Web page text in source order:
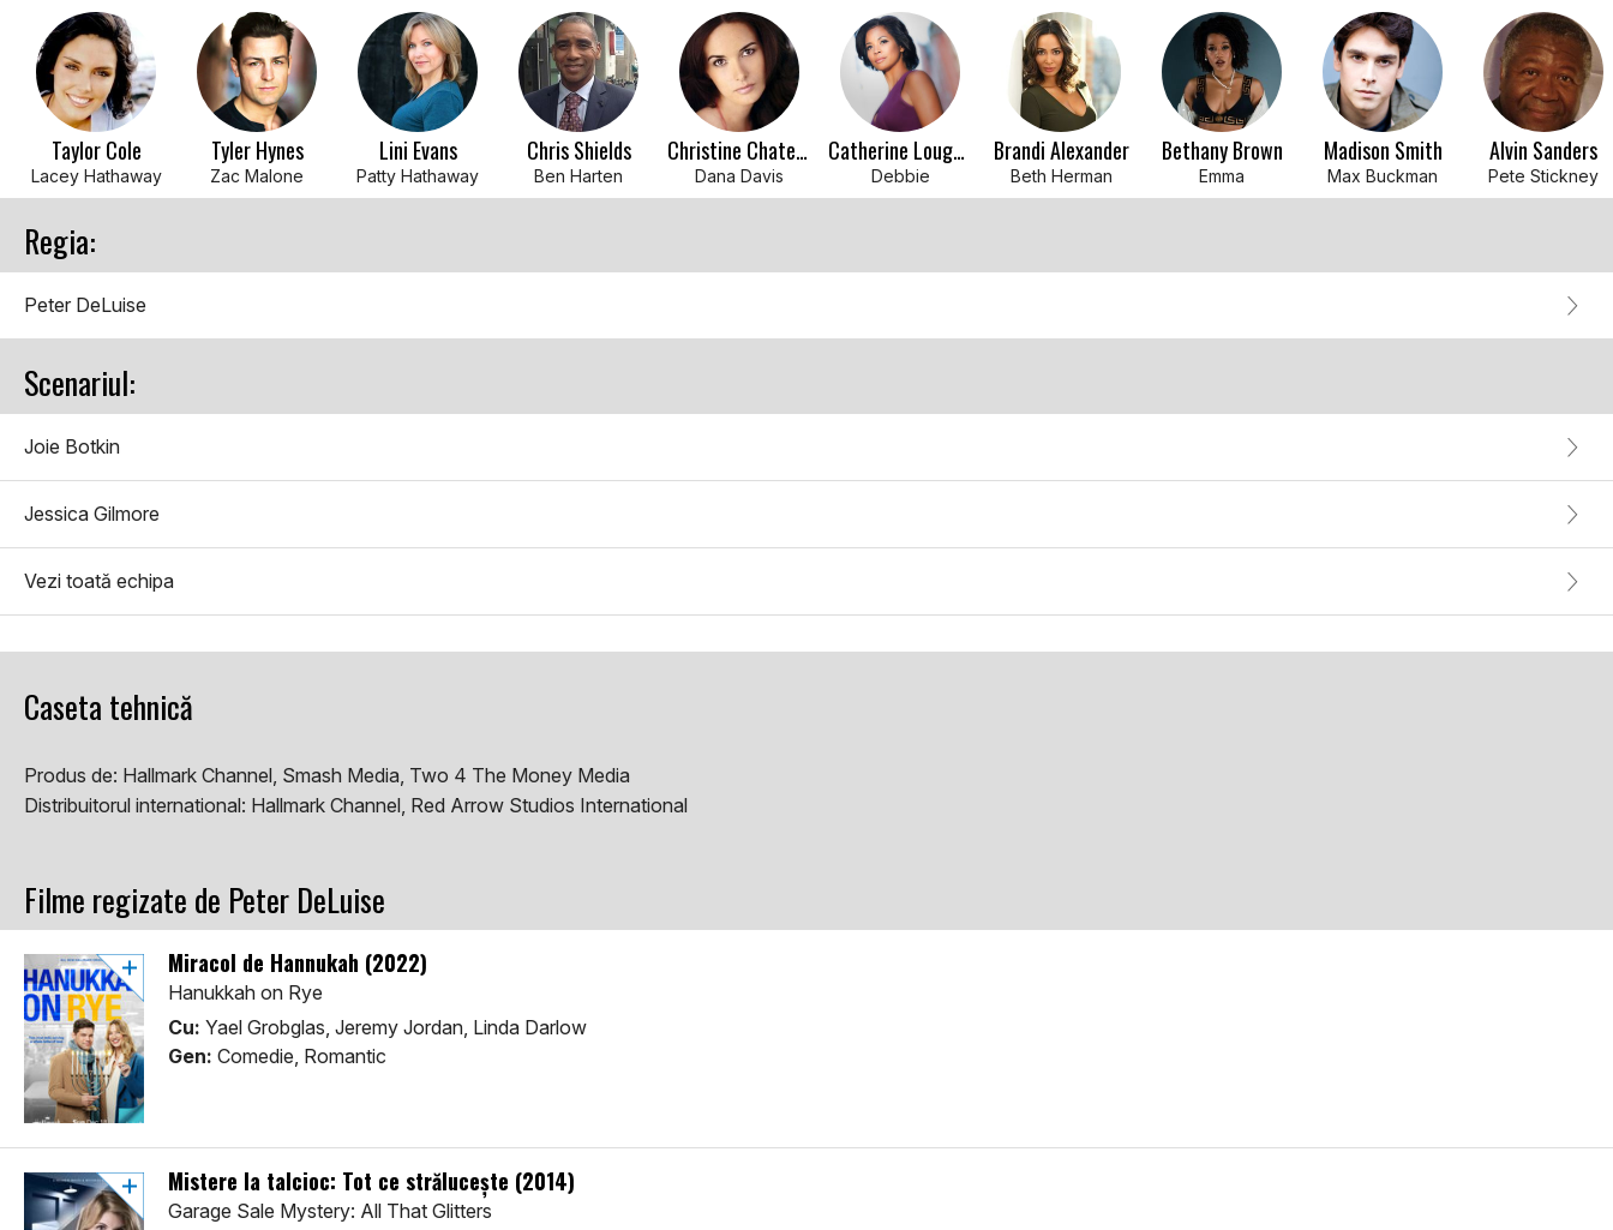
Taylor Cole
Lacey Hathaway
Tyler Hynes
Zac Malone
Lini Evans
Patty Hathaway
Chris Shields
Ben Harten
Christine Chatelain
Dana Davis
Catherine Lough Haggquist
Debbie
Brandi Alexander
Beth Herman
Bethany Brown
Emma
Madison Smith
Max Buckman
Alvin Sanders
Pete Stickney
Regia:
Peter DeLuise
Scenariul:
Joie Botkin
Jessica Gilmore
Vezi toată echipa
Caseta tehnică
Produs de: Hallmark Channel, Smash Media, Two 4 The Money Media
Distribuitorul international: Hallmark Channel, Red Arrow Studios International
Filme regizate de Peter DeLuise
Miracol de Hannukah (2022)
Hanukkah on Rye
Cu: Yael Grobglas, Jeremy Jordan, Linda Darlow
Gen: Comedie, Romantic
Mistere la talcioc: Tot ce strălucește (2014)
Garage Sale Mystery: All That Glitters